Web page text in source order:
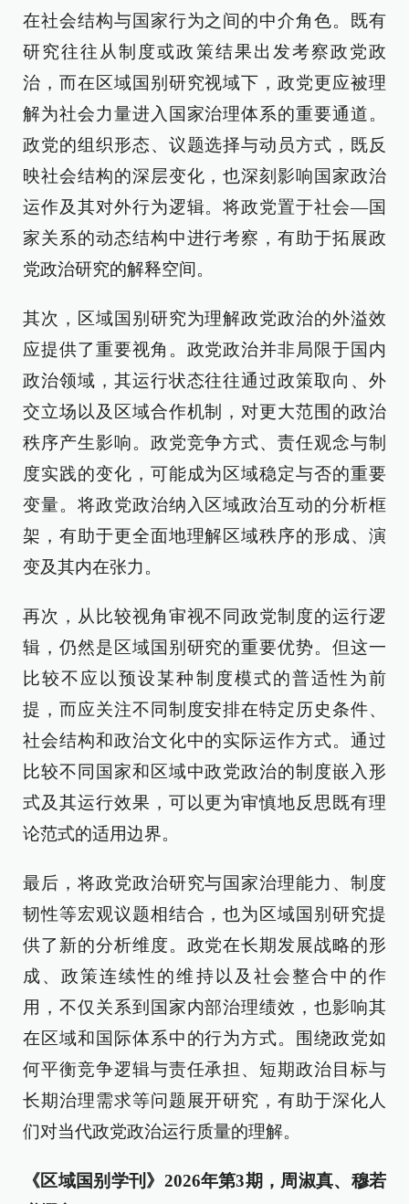
在社会结构与国家行为之间的中介角色。既有
研究往往从制度或政策结果出发考察政党政
治，而在区域国别研究视域下，政党更应被理
解为社会力量进入国家治理体系的重要通道。
政党的组织形态、议题选择与动员方式，既反
映社会结构的深层变化，也深刻影响国家政治
运作及其对外行为逻辑。将政党置于社会—国
家关系的动态结构中进行考察，有助于拓展政
党政治研究的解释空间。
其次，区域国别研究为理解政党政治的外溢效
应提供了重要视角。政党政治并非局限于国内
政治领域，其运行状态往往通过政策取向、外
交立场以及区域合作机制，对更大范围的政治
秩序产生影响。政党竞争方式、责任观念与制
度实践的变化，可能成为区域稳定与否的重要
变量。将政党政治纳入区域政治互动的分析框
架，有助于更全面地理解区域秩序的形成、演
变及其内在张力。
再次，从比较视角审视不同政党制度的运行逻
辑，仍然是区域国别研究的重要优势。但这一
比较不应以预设某种制度模式的普适性为前
提，而应关注不同制度安排在特定历史条件、
社会结构和政治文化中的实际运作方式。通过
比较不同国家和区域中政党政治的制度嵌入形
式及其运行效果，可以更为审慎地反思既有理
论范式的适用边界。
最后，将政党政治研究与国家治理能力、制度
韧性等宏观议题相结合，也为区域国别研究提
供了新的分析维度。政党在长期发展战略的形
成、政策连续性的维持以及社会整合中的作
用，不仅关系到国家内部治理绩效，也影响其
在区域和国际体系中的行为方式。围绕政党如
何平衡竞争逻辑与责任承担、短期政治目标与
长期治理需求等问题展开研究，有助于深化人
们对当代政党政治运行质量的理解。
《区域国别学刊》2026年第3期，周淑真、穆若